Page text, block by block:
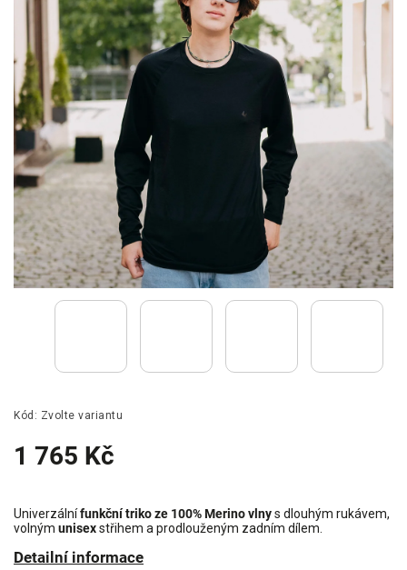
Kód: Zvolte variantu
1 765 Kč
Univerzálnífunkční triko ze 100% Merinovlnys dlouhým rukávem,
volným unisexstřihem a prodlouženým zadním dílem.
Detailní informace